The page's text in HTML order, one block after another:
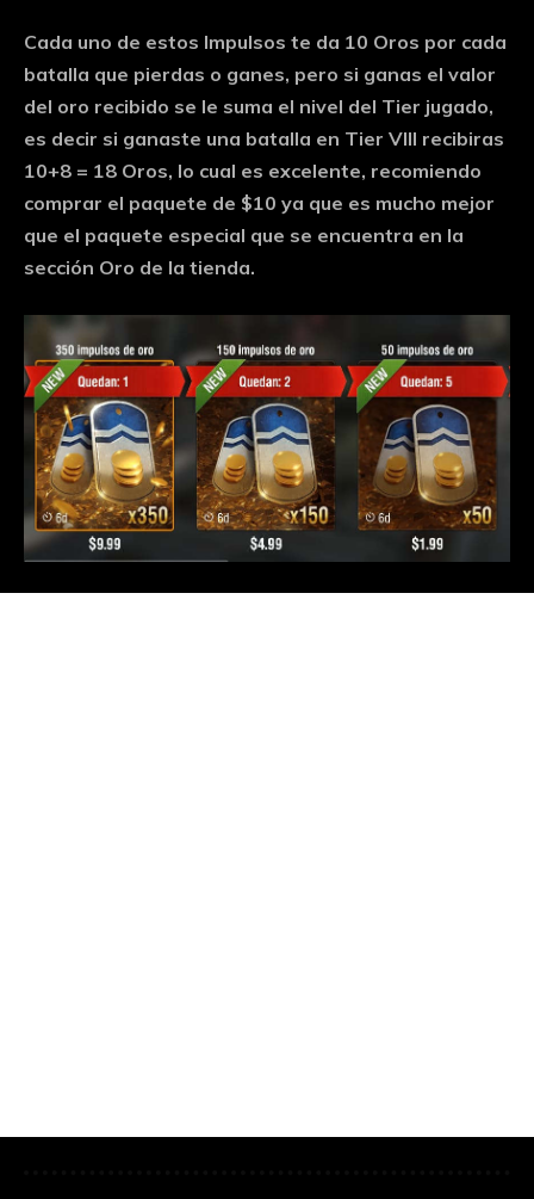
Cada uno de estos Impulsos te da 10 Oros por cada
batalla que pierdas o ganes, pero si ganas el valor
del oro recibido se le suma el nivel del Tier jugado,
es decir si ganaste una batalla en Tier VIII recibiras
10+8 = 18 Oros, lo cual es excelente, recomiendo
comprar el paquete de $10 ya que es mucho mejor
que el paquete especial que se encuentra en la
sección Oro de la tienda.